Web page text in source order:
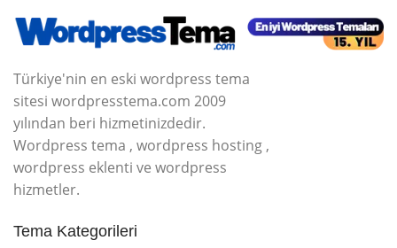
Türkiye'nin en eski wordpress tema
sitesi wordpresstema.com 2009
yılından beri hizmetinizdedir.
Wordpress tema , wordpress hosting ,
wordpress eklenti ve wordpress
hizmetler.
Tema Kategorileri